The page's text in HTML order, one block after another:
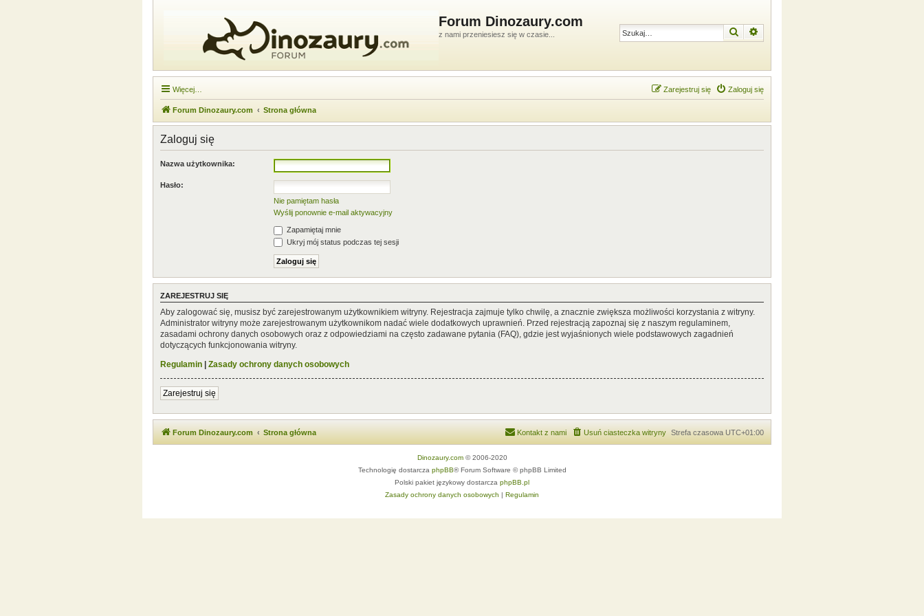
Forum Dinozaury.com
z nami przeniesiesz się w czasie... Szukaj
Więcej… Zaloguj się
Zarejestruj się
Forum Dinozaury.com Strona główna
Zaloguj się
Nazwa użytkownika:
Hasło:
Nie pamiętam hasła
Wyślij ponownie e-mail aktywacyjny
Zapamiętaj mnie
Ukryj mój status podczas tej sesji
ZAREJESTRUJ SIĘ
Aby zalogować się, musisz być zarejestrowanym użytkownikiem witryny. Rejestracja zajmuje tylko chwilę, a znacznie zwiększa możliwości korzystania z witryny.
Administrator witryny może zarejestrowanym użytkownikom nadać wiele dodatkowych uprawnień. Przed rejestracją zapoznaj się z naszym regulaminem,
zasadami ochrony danych osobowych oraz z odpowiedziami na często zadawane pytania (FAQ), gdzie jest wyjaśnionych wiele podstawowych zagadnień
dotyczących funkcjonowania witryny.
Regulamin | Zasady ochrony danych osobowych
Zarejestruj się
Forum Dinozaury.com Strona główna Strefa czasowa UTC+01:00
Usuń ciasteczka witryny
Kontakt z nami
Dinozaury.com© 2006-2020
Technologię dostarcza phpBB® Forum Software © phpBB Limited
Polski pakiet językowy dostarcza phpBB.pl
Zasady ochrony danych osobowych | Regulamin